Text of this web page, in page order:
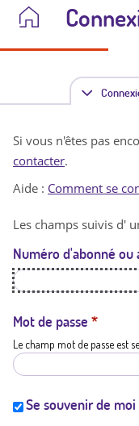
Si vous n'êtes pas
contacter.
Aide : Comment se
Les champs suivis d'
Numéro d'abonné ou
Mot de passe *
Le champ mot de passe est
Se souvenir de moi